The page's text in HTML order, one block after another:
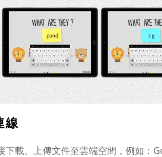
線
下載、上傳文件至雲端空間，例如：